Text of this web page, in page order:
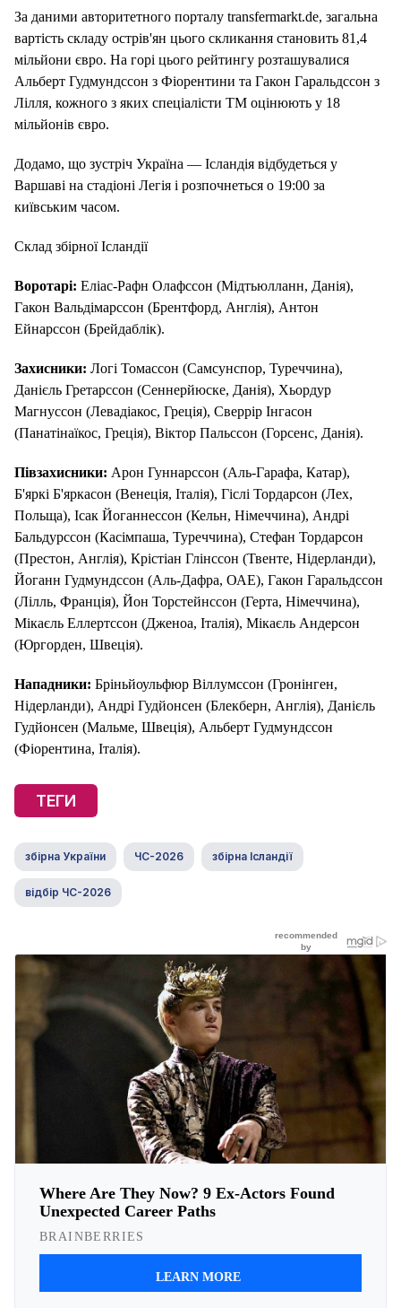
За даними авторитетного порталу transfermarkt.de, загальна
вартість складу острів'ян цього скликання становить 81,4
мільйони євро. На горі цього рейтингу розташувалися
Альберт Гудмундссон з Фіорентини та Гакон Гаральдссон з
Лілля, кожного з яких спеціалісти ТМ оцінюють у 18
мільйонів євро.
Додамо, що зустріч Україна — Ісландія відбудеться у
Варшаві на стадіоні Легія і розпочнеться о 19:00 за
київським часом.
Склад збірної Ісландії
Воротарі: Еліас-Рафн Олафссон (Мідтьюлланн, Данія),
Гакон Вальдімарссон (Брентфорд, Англія), Антон
Ейнарссон (Брейдаблік).
Захисники: Логі Томассон (Самсунспор, Туреччина),
Данієль Гретарссон (Сеннерйюске, Данія), Хьордур
Магнуссон (Левадіакос, Греція), Сверрір Інгасон
(Панатінаїкос, Греція), Віктор Пальссон (Горсенс, Данія).
Півзахисники: Арон Гуннарссон (Аль-Гарафа, Катар),
Б'яркі Б'яркасон (Венеція, Італія), Гіслі Тордарсон (Лех,
Польща), Ісак Йоганнессон (Кельн, Німеччина), Андрі
Бальдурссон (Касімпаша, Туреччина), Стефан Тордарсон
(Престон, Англія), Крістіан Глінссон (Твенте, Нідерланди),
Йоганн Гудмундссон (Аль-Дафра, ОАЕ), Гакон Гаральдссон
(Лілль, Франція), Йон Торстейнссон (Герта, Німеччина),
Мікаєль Еллертссон (Дженоа, Італія), Мікаєль Андерсон
(Юргорден, Швеція).
Нападники: Бріньйоульфюр Віллумссон (Гронінген,
Нідерланди), Андрі Гудйонсен (Блекберн, Англія), Данієль
Гудйонсен (Мальме, Швеція), Альберт Гудмундссон
(Фіорентина, Італія).
ТЕГИ
збірна України ЧС-2026 збірна Ісландії
відбір ЧС-2026